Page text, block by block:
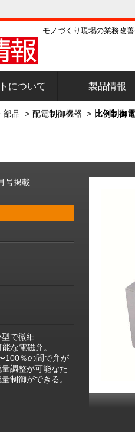
モノづくり現場の業務改
について 製品情報
部品 > 配電制御機器 > 比例制御
号掲載
で微細
な電磁弁。
100％の間で弁が
調整が可能なた
制御ができる。